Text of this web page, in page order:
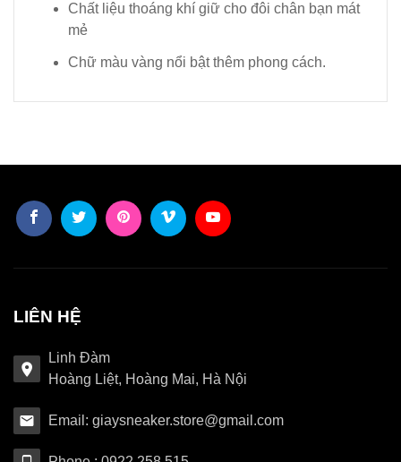
Chất liệu thoáng khí giữ cho đôi chân bạn mát
mẻ
Chữ màu vàng nổi bật thêm phong cách.
LIÊN HỆ
Linh Đàm
Hoàng Liệt, Hoàng Mai, Hà Nội
Email: giaysneaker.store@gmail.com